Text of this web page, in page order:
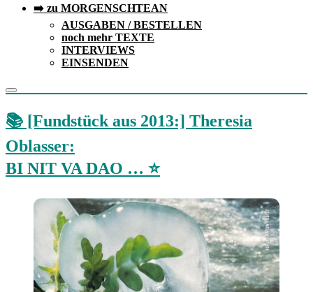
➡️ zu MORGENSCHTEAN
AUSGABEN / BESTELLEN
noch mehr TEXTE
INTERVIEWS
EINSENDEN
📚 [Fundstück aus 2013:] Theresia
Oblasser:
BI NIT VA DAO … ⭐